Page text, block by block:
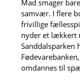
Mad smager
samvær. I flere
frivillige
nyder et lækkert
Sanddalsparken
omdannes til